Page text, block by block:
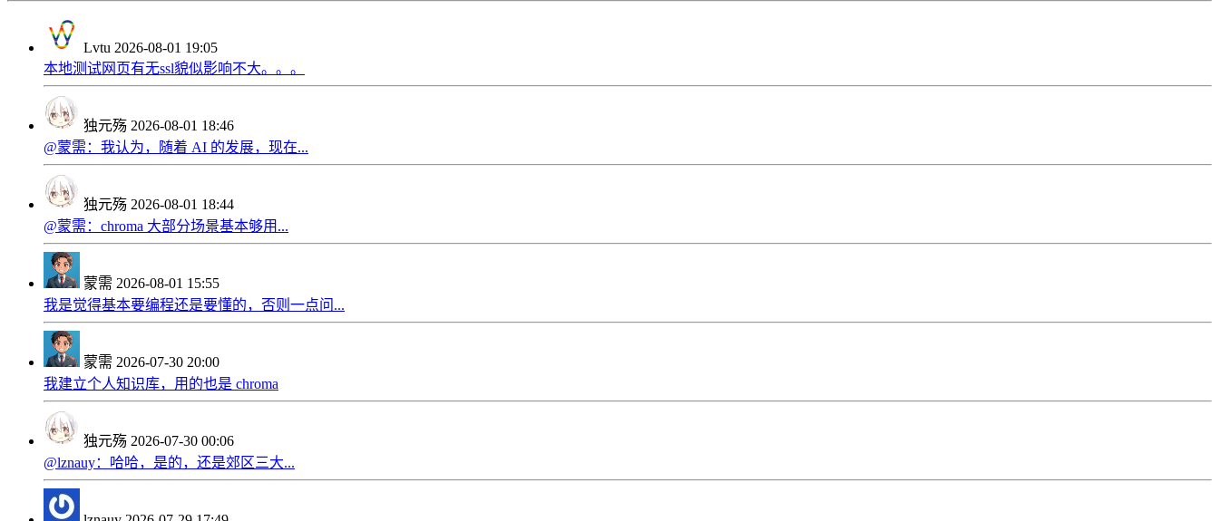
Lvtu 2026-08-01 19:05
本地测试网页有无ssl貌似影响不大。。。
独元殇 2026-08-01 18:46
@蒙需：我认为，随着 AI 的发展，现在...
独元殇 2026-08-01 18:44
@蒙需：chroma 大部分场景基本够用...
蒙需 2026-08-01 15:55
我是觉得基本要编程还是要懂的，否则一点问...
蒙需 2026-07-30 20:00
我建立个人知识库，用的也是 chroma
独元殇 2026-07-30 00:06
@lznauy：哈哈，是的，还是郊区三大...